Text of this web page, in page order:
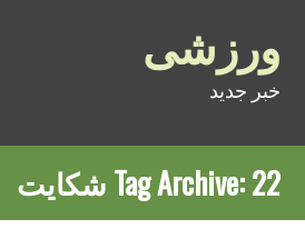
ورزشی
خبر جدید
Tag Archive:22 شکایت